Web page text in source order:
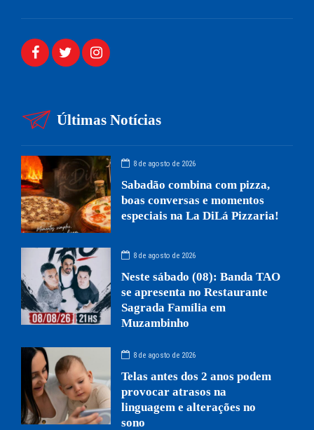
Últimas Notícias
8 de agosto de 2026
Sabadão combina com pizza,
boas conversas e momentos
especiais na La DiLá Pizzaria!
8 de agosto de 2026
Neste sábado (08): Banda TAO
se apresenta no Restaurante
Sagrada Família em
Muzambinho
8 de agosto de 2026
Telas antes dos 2 anos podem
provocar atrasos na
linguagem e alterações no
sono